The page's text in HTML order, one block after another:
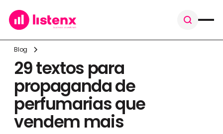
Blog
29 textos para
propaganda de
perfumarias que
vendem mais